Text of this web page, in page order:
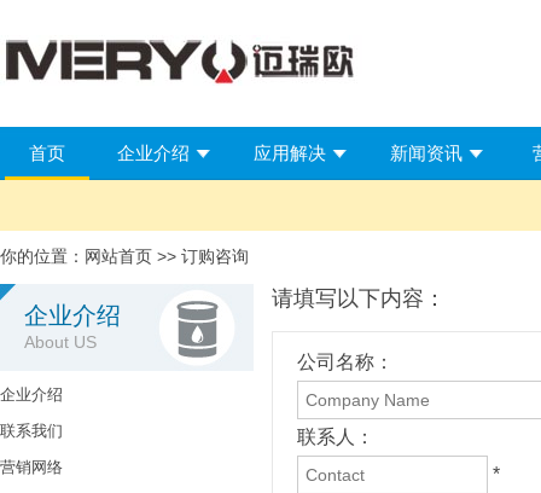
首页 企业介绍 应用解决 新闻资讯
你的位置： 网站首页 >> 订购咨询
企业介绍
About US
企业介绍
联系我们
营销网络
请填写以下内容：
公司名称：
联系人：
*